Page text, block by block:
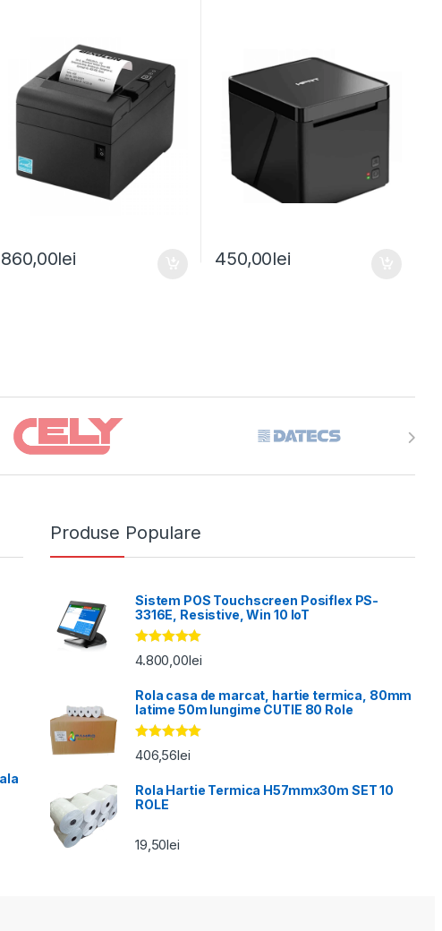
860,00lei 450,00lei
Produse Populare
Sistem POS Touchscreen Posiflex PS-
3316E, Resistive, Win 10 IoT
Evaluat la
5.00din 5
4.800,00lei
Rola casa de marcat, hartie termica, 80mm
latime 50m lungime CUTIE 80 Role
Evaluat la
5.00din 5
406,56lei
Rola Hartie Termica H57mmx30m SET 10
ROLE
19,50lei